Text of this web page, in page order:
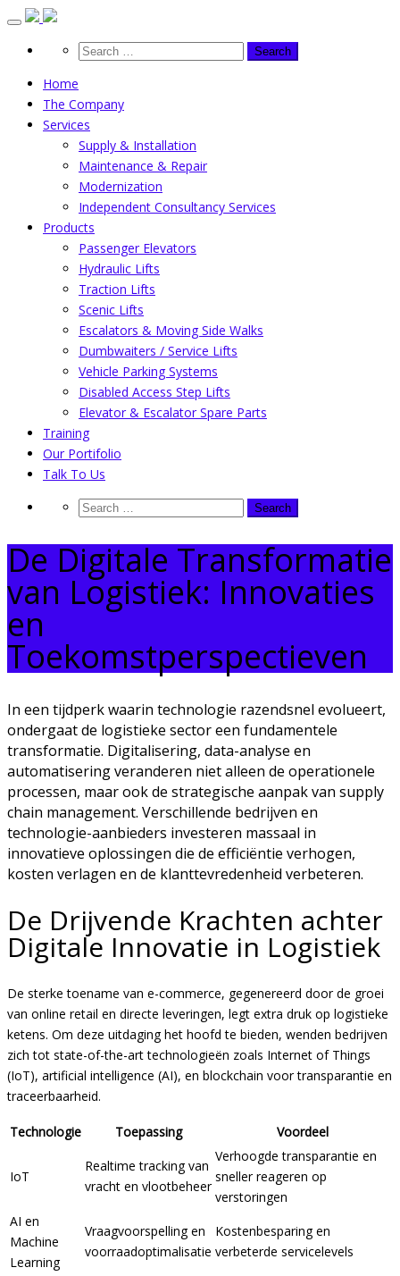
Skip
content
Home
The Company
Services
Supply & Installation
Maintenance & Repair
Modernization
Independent Consultancy Services
Products
Passenger Elevators
Hydraulic Lifts
Traction Lifts
Scenic Lifts
Escalators & Moving Side Walks
Dumbwaiters / Service Lifts
Vehicle Parking Systems
Disabled Access Step Lifts
Elevator & Escalator Spare Parts
Training
Our Portifolio
Talk To Us
De Digitale Transformatie
van Logistiek: Innovaties
en
Toekomstperspectieven
In een tijdperk waarin technologie razendsnel evolueert,
ondergaat de logistieke sector een fundamentele
transformatie. Digitalisering, data-analyse en
automatisering veranderen niet alleen de operationele
processen, maar ook de strategische aanpak van supply
chain management. Verschillende bedrijven en
technologie-aanbieders investeren massaal in
innovatieve oplossingen die de efficiëntie verhogen,
kosten verlagen en de klanttevredenheid verbeteren.
De Drijvende Krachten achter
Digitale Innovatie in Logistiek
De sterke toename van e-commerce, gegenereerd door de groei
van online retail en directe leveringen, legt extra druk op logistieke
ketens. Om deze uitdaging het hoofd te bieden, wenden bedrijven
zich tot state-of-the-art technologieën zoals Internet of Things
(IoT), artificial intelligence (AI), en blockchain voor transparantie en
traceerbaarheid.
Technologie Toepassing Voordeel
IoT
Realtime tracking van
vracht en vlootbeheer
Verhoogde transparantie en
sneller reageren op
verstoringen
AI en
Machine
Learning
Vraagvoorspelling en
voorraadoptimalisatie
Kostenbesparing en
verbeterde servicelevels